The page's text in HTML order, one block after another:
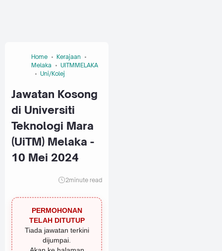
Home
Kerajaan
Melaka
UITMMELAKA
Uni/Kolej
Jawatan Kosong
di Universiti
Teknologi Mara
(UiTM) Melaka -
10 Mei 2024
2minute read
PERMOHONAN
TELAH DITUTUP
Tiada jawatan terkini
dijumpai.